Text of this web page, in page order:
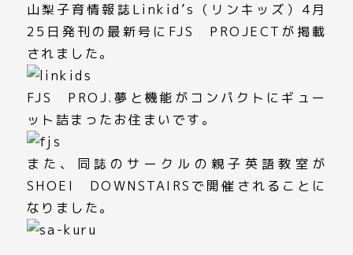
山梨子育情報誌Linkid’s（リンキッズ）4月
25日発刊の最新号にFJS PROJECTが掲載
されました。
FJS PROJ.夢と機能がコンパクトにギュー
ット詰まったお住まいです。
また、同誌のサークルの親子英語教室が
SHOEI DOWNSTAIRSで開催されることに
なりました。